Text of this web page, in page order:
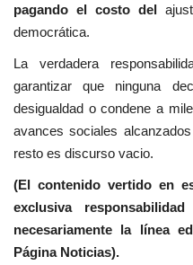
pagando el costo del
democrática.
La verdadera
garantizar que ninguna
desigualdad o condene a
avances sociales
resto es discurso vacio.
(El contenido vertido en
exclusiva
necesariamente la línea
Página Noticias).